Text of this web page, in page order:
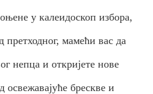
у калеидоскоп избора,
претходног, мамећи вас да
непца и откријете нове
освежавајуће брескве и